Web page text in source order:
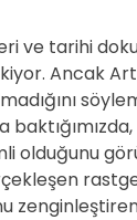
ve tarihi
Ancak
olduğunu